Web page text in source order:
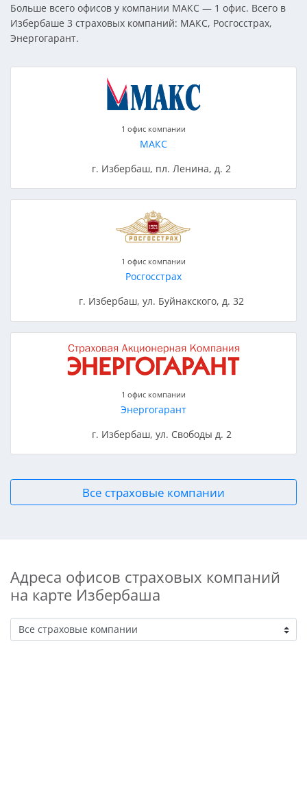
Больше всего офисов у компании МАКС — 1 офис. Всего в
Избербаше 3 страховых компаний: МАКС, Росгосстрах,
Энергогарант.
1 офис компании
МАКС
г. Избербаш, пл. Ленина, д. 2
1 офис компании
Росгосстрах
г. Избербаш, ул. Буйнакского, д. 32
1 офис компании
Энергогарант
г. Избербаш, ул. Свободы д. 2
Все страховые компании
Адреса офисов страховых компаний
на карте Избербаша